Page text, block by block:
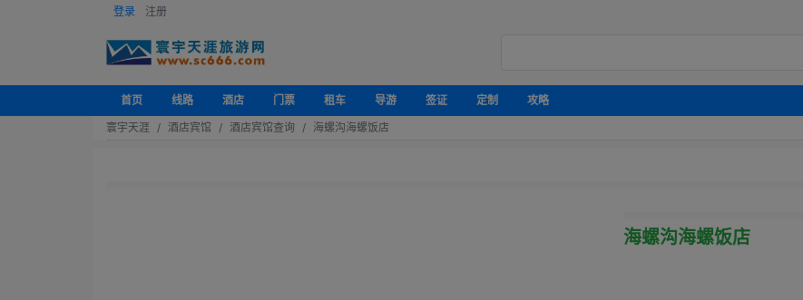
登录 注册
首页 线路 酒店 门票 租车 导游 签证 定制
攻略
寰宇天涯
酒店宾馆 酒店宾馆查询 海螺沟海螺饭店
海螺沟海螺饭店